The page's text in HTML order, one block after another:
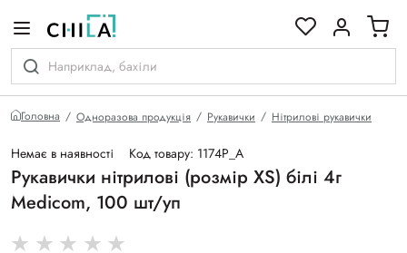
Головна Одноразова продукція Рукавички Нітрилові рукавички
Немає в наявності Код товару: 1174Р_A
Рукавички нітрилові (розмір XS) білі 4г
Medicom, 100 шт/уп
гамі